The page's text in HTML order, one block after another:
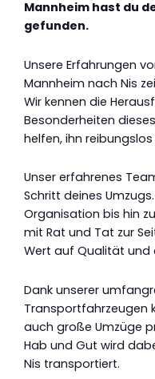
Mannheim hast du
gefunden.
Unsere Erfahrungen
Mannheim nach Nis
Wir kennen die
Besonderheiten
helfen, ihn
Unser erfahrenes
Schritt deines
Organisation bis hin
mit Rat und Tat zur
Wert auf Qualität und
Dank unserer
Transportfahrzeugen
auch große Umzüge
Hab und Gut wird
Nis transportiert.